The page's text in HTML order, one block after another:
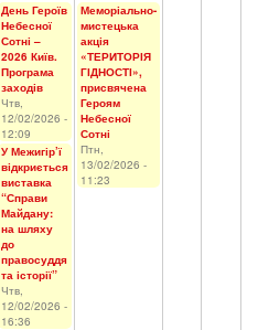
День Героїв
Небесної
Сотні –
2026 Київ.
Програма
заходів
Чтв,
12/02/2026 -
12:09
У Межигір’ї
відкриється
виставка
“Справи
Майдану:
на шляху
до
правосуддя
та історії”
Чтв,
12/02/2026 -
16:36
Меморіально-
мистецька
акція
«ТЕРИТОРІЯ
ГІДНОСТІ»,
присвячена
Героям
Небесної
Сотні
Птн,
13/02/2026 -
11:23